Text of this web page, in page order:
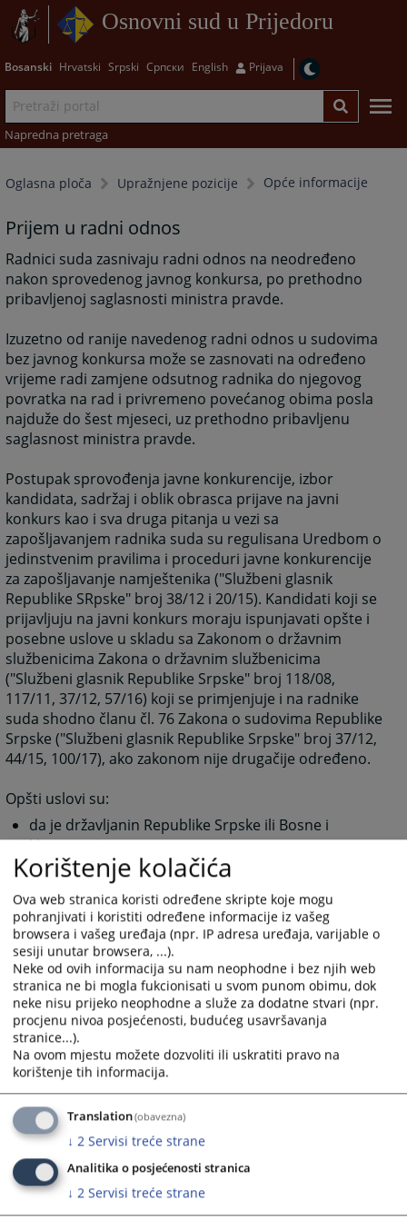
Osnovni sud u Prijedoru
Bosanski Hrvatski Srpski Српски English Prijava
Napredna pretraga
Oglasna ploča Upražnjene pozicije Opće informacije
Prijem u radni odnos
Radnici suda zasnivaju radni odnos na neodređeno
nakon sprovedenog javnog konkursa, po prethodno
pribavljenoj saglasnosti ministra pravde.
Izuzetno od ranije navedenog radni odnos u sudovima
bez javnog konkursa može se zasnovati na određeno
vrijeme radi zamjene odsutnog radnika do njegovog
povratka na rad i privremeno povećanog obima posla
najduže do šest mjeseci, uz prethodno pribavljenu
saglasnost ministra pravde.
Postupak sprovođenja javne konkurencije, izbor
kandidata, sadržaj i oblik obrasca prijave na javni
konkurs kao i sva druga pitanja u vezi sa
zapošljavanjem radnika suda su regulisana Uredbom o
jedinstvenim pravilima i proceduri javne konkurencije
za zapošljavanje namještenika ("Službeni glasnik
Republike SRpske" broj 38/12 i 20/15). Kandidati koji se
prijavljuju na javni konkurs moraju ispunjavati opšte i
posebne uslove u skladu sa Zakonom o državnim
službenicima Zakona o državnim službenicima
("Službeni glasnik Republike Srpske" broj 118/08,
117/11, 37/12, 57/16) koji se primjenjuje i na radnike
suda shodno članu čl. 76 Zakona o sudovima Republike
Srpske ("Službeni glasnik Republike Srpske" broj 37/12,
44/15, 100/17), ako zakonom nije drugačije određeno.
Opšti uslovi su:
da je državljanin Republike Srpske ili Bosne i
Hercegovine,
da je stariji od 18 godina,
da ima opštu zdravstvenu sposobnost,
da nije osuđivan za krivično djelo na bezuslovnu
kaznu zatvora od najmanje šest mjeseci ili za
krivično djelo koje ga čini nepodobnim za obavljanje
poslova u sudu,
da nije otpušten iz organa uprave kao rezultat
disciplinske mjere na bilo kojem nivou vlasti u Bosni
i Hercegovini tri godine prije objavljivanja konkursa.
Posebni uslovi su:
odgovarajuća stručna sprema,
potrebno radno iskustvo u traženom stepenu
obrazovanja i
drugi uslovi utvrđeni zakonom, drugim propisima ili
pravilnikom o unutrašnjoj organizaciji i
sistematizaciji radnih mjesta u sudu.
Prijava za učešće na javnom konkursu se podnosi u roku od 15 dana
Korištenje kolačića
Ova web stranica koristi određene skripte koje mogu
pohranjivati i koristiti određene informacije iz vašeg
browsera i vašeg uređaja (npr. IP adresa uređaja, varijable o
sesiji unutar browsera, ...).
Neke od ovih informacija su nam neophodne i bez njih web
stranica ne bi mogla fukcionisati u svom punom obimu, dok
neke nisu prijeko neophodne a služe za dodatne stvari (npr.
procjenu nivoa posjećenosti, budućeg usavršavanja
stranice...).
Na ovom mjestu možete dozvoliti ili uskratiti pravo na
korištenje tih informacija.
Translation(obavezna)
↓ 2 Servisi treće strane
Analitika o posjećenosti stranica
↓ 2 Servisi treće strane